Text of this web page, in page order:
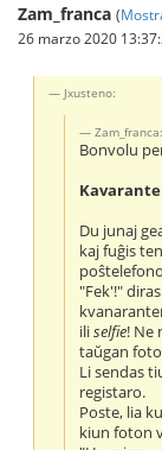
Zam_franca (
26 marzo 2020
Jxusteno:
Zam_franca:
Bonvolu
Du junaj
kaj fuĝis
"Fek'!"
iliselfie! Ne
taŭgan
Li sendas
registaro.
Poste, lia
kiun foton